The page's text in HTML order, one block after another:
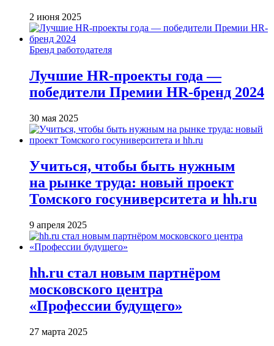
2 июня 2025
Бренд работодателя
Лучшие HR-проекты года —
победители Премии HR-бренд 2024
30 мая 2025
Учиться, чтобы быть нужным
на рынке труда: новый проект
Томского госуниверситета и hh.ru
9 апреля 2025
hh.ru стал новым партнёром
московского центра
«Профессии будущего»
27 марта 2025